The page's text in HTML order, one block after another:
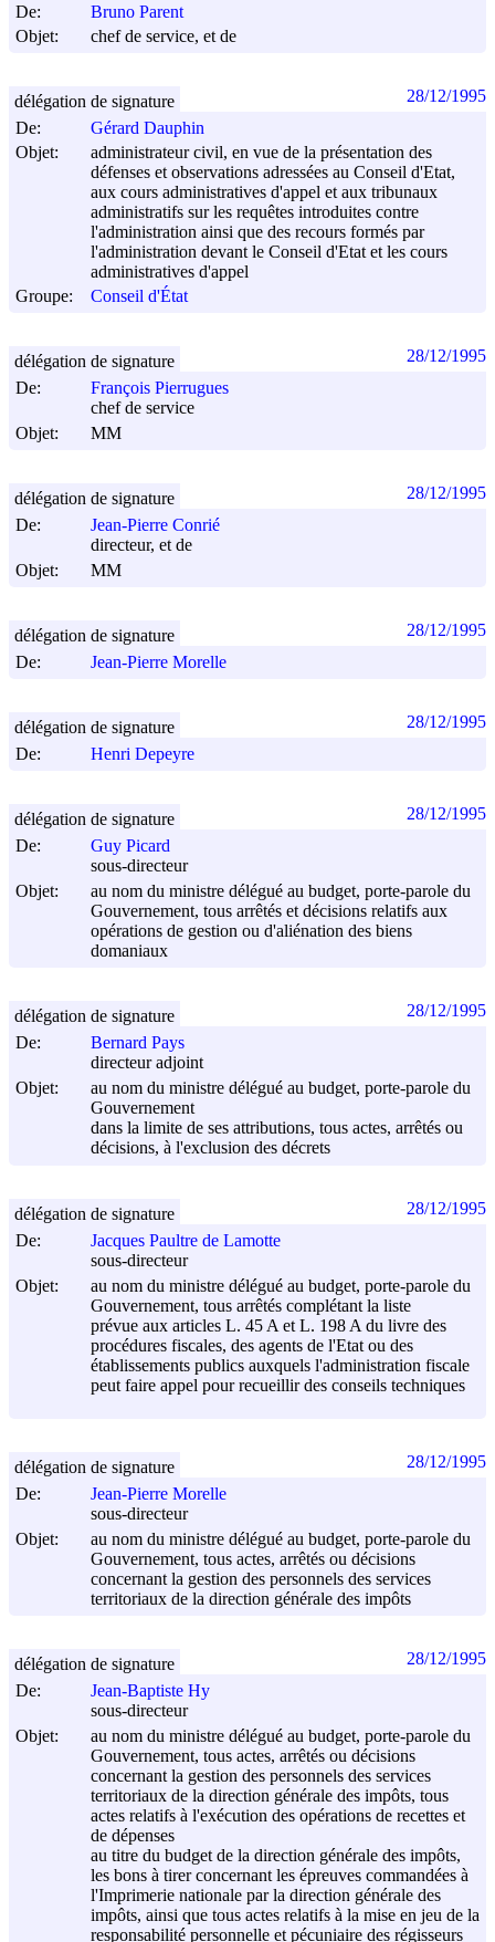
De:
Bruno Parent
Objet:
chef de service, et de
De:
Gérard Dauphin
Objet:
administrateur civil, en vue de la présentation des
défenses et observations adressées au Conseil d'Etat,
aux cours administratives d'appel et aux tribunaux
administratifs sur les requêtes introduites contre
l'administration ainsi que des recours formés par
l'administration devant le Conseil d'Etat et les cours
administratives d'appel
Groupe:
Conseil d'État
délégation de signature 28/12/1995
De:
François Pierrugues
chef de service
Objet:
MM
délégation de signature 28/12/1995
De:
Jean-Pierre Conrié
directeur, et de
Objet:
MM
délégation de signature 28/12/1995
De: Jean-Pierre Morelle
délégation de signature 28/12/1995
De: Henri Depeyre
délégation de signature 28/12/1995
De:
Guy Picard
sous-directeur
Objet:
au nom du ministre délégué au budget, porte-parole du
Gouvernement, tous arrêtés et décisions relatifs aux
opérations de gestion ou d'aliénation des biens
domaniaux
délégation de signature 28/12/1995
De:
Bernard Pays
directeur adjoint
Objet:
au nom du ministre délégué au budget, porte-parole du
Gouvernement
dans la limite de ses attributions, tous actes, arrêtés ou
décisions, à l'exclusion des décrets
délégation de signature 28/12/1995
De:
Jacques Paultre de Lamotte
sous-directeur
Objet:
au nom du ministre délégué au budget, porte-parole du
Gouvernement, tous arrêtés complétant la liste
prévue aux articles L. 45 A et L. 198 A du livre des
procédures fiscales, des agents de l'Etat ou des
établissements publics auxquels l'administration fiscale
peut faire appel pour recueillir des conseils techniques
délégation de signature 28/12/1995
De:
Jean-Pierre Morelle
sous-directeur
Objet:
au nom du ministre délégué au budget, porte-parole du
Gouvernement, tous actes, arrêtés ou décisions
concernant la gestion des personnels des services
territoriaux de la direction générale des impôts
délégation de signature 28/12/1995
De:
Jean-Baptiste Hy
sous-directeur
Objet:
au nom du ministre délégué au budget, porte-parole du
Gouvernement, tous actes, arrêtés ou décisions
concernant la gestion des personnels des services
territoriaux de la direction générale des impôts, tous
actes relatifs à l'exécution des opérations de recettes et
de dépenses
au titre du budget de la direction générale des impôts,
les bons à tirer concernant les épreuves commandées à
l'Imprimerie nationale par la direction générale des
impôts, ainsi que tous actes relatifs à la mise en jeu de la
responsabilité personnelle et pécuniaire des régisseurs
délégation de signature 28/12/1995